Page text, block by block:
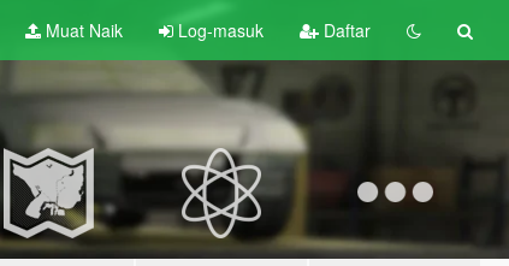
Muat Naik Log-masuk Daftar